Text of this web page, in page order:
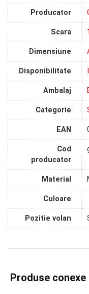
Producator
Scara
Dimensiune
Disponibilitate
Ambalaj
Categorie
EAN
Cod
producator
Material
Culoare
Pozitie volan
Produse conexe